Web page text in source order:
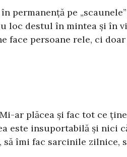
permanență pe
loc destul în mintea și în
face persoane rele, ci
ar plăcea și fac tot ce
este insuportabilă și nici
îmi fac sarcinile zilnice,